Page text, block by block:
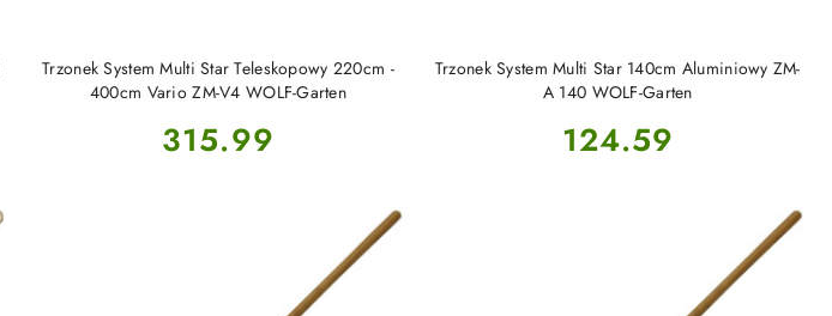
Trzonek System Multi Star Teleskopowy 220cm -
400cm Vario ZM-V4 WOLF-Garten
Cena:
315.99
DO KOSZYKA
Trzonek System Multi Star 140cm Aluminiowy ZM-
A 140 WOLF-Garten
Cena:
124.59
DO KOSZYKA